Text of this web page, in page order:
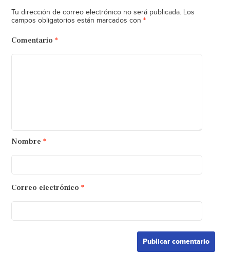
Tu dirección de correo electrónico no será publicada. Los
campos obligatorios están marcados con *
Comentario *
Nombre *
Correo electrónico *